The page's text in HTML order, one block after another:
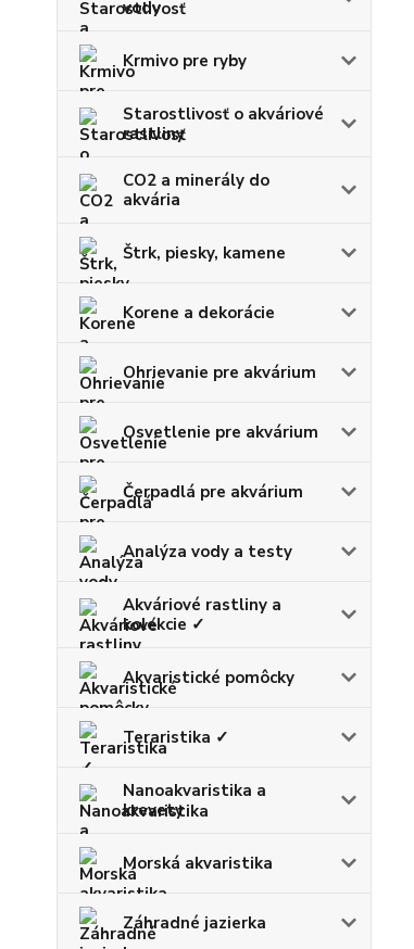
vody
Krmivo pre ryby
Starostlivosť o akváriové
rastliny
CO2 a minerály do
akvária
Štrk, piesky, kamene
Korene a dekorácie
Ohrievanie pre akvárium
Osvetlenie pre akvárium
Čerpadlá pre akvárium
Analýza vody a testy
Akváriové rastliny a
kolekcie ✓
Akvaristické pomôcky
Teraristika ✓
Nanoakvaristika a
krevety
Morská akvaristika
Záhradné jazierka